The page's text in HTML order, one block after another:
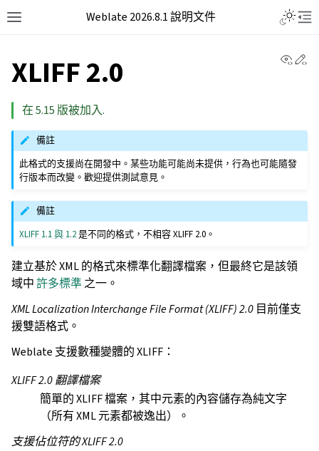
Weblate 2026.8.1 說明文件
XLIFF 2.0
在 5.15 版被加入.
備註
此格式的支援尚在開發中。某些功能可能尚未提供，行為也可能隨發
行版本而改變。歡迎提供測試意見。
備註
XLIFF 1.1 與 1.2是不同的格式，不相容 XLIFF 2.0。
建立基於 XML 的格式來標準化翻譯檔案，但最終它是該領
域中許多標準之一。
XML Localization Interchange File Format (XLIFF) 2.0 目前僅支
援雙語格式。
Weblate 支援數種變體的 XLIFF：
XLIFF 2.0 翻譯檔案
簡單的 XLIFF 檔案，其中元素的內容儲存為純文字
（所有 XML 元素都被逸出）。
支援佔位符的 XLIFF 2.0